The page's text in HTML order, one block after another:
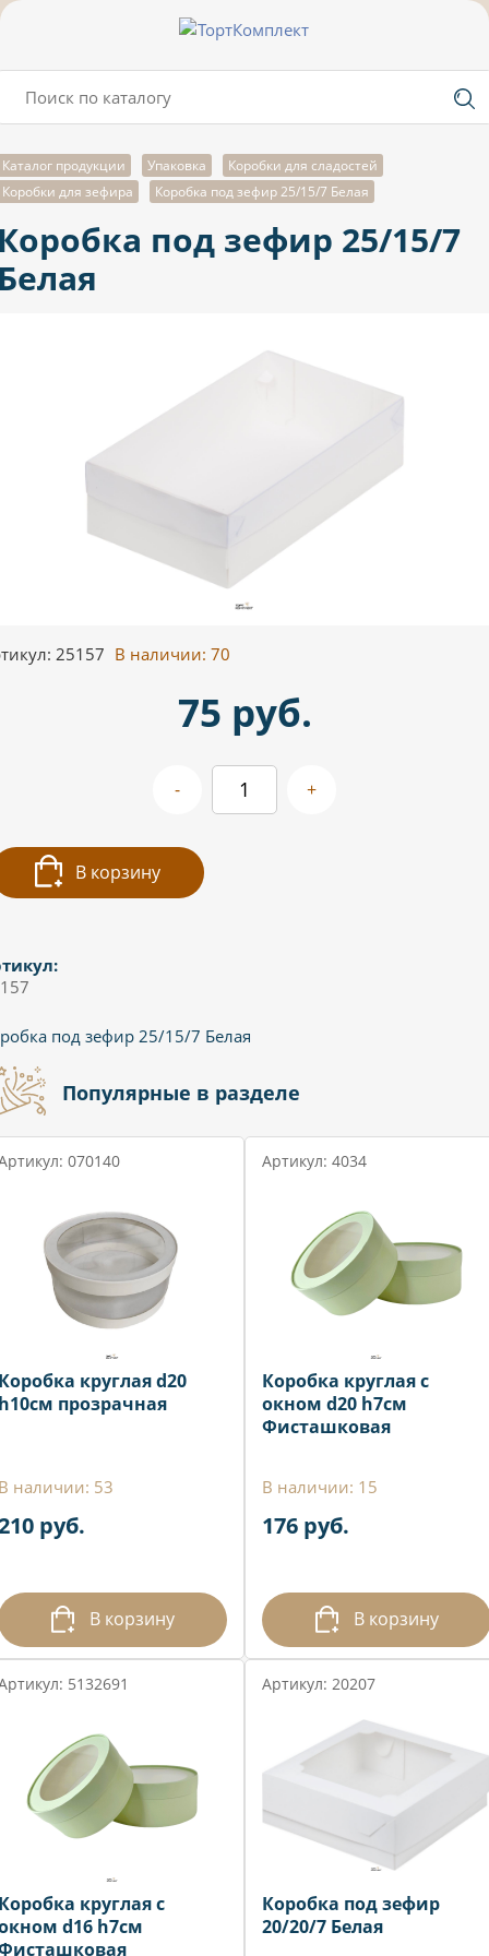
Каталог продукции Упаковка
Коробки для сладостей
Коробки для зефира
Коробка под зефир 25/15/7 Белая
под зефир 25/15/7
25157 В наличии: 70
75 руб.
- +
В корзину
под зефир 25/15/7 Белая
Популярные в разделе
070140
круглая d20
прозрачная
наличии: 53
руб.
В корзину
Артикул: 4034
Коробка круглая с
окном d20 h7см
Фисташковая
В наличии: 15
176 руб.
В корзину
5132691
круглая с
d16 h7см
Артикул: 20207
Коробка под зефир
20/20/7 Белая